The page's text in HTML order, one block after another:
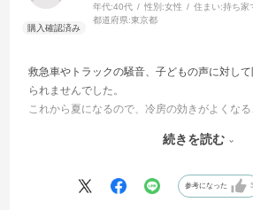
年代:40代 性別:女性 住まい:持ち家
都道府県:東京都
救急車やトラックの騒音、子どもの声に対し
られませんでした。
これから夏になるので、冷房の効きがよくなる
分厚いのでトルモアもひだのないフラットに
続きを読む
参考になった 3